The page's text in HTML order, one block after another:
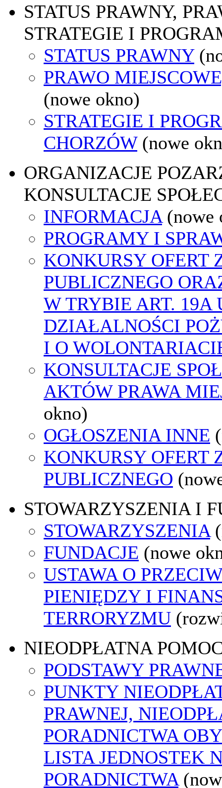
STATUS PRAWNY,
STRATEGIE I
STATUS PRAWNY
PRAWO
(nowe okno)
STRATEGIE I
CHORZÓW (nowe
ORGANIZACJE
KONSULTACJE
INFORMACJA (nowe
PROGRAMY I
KONKURSY OFERT
PUBLICZNEGO
W TRYBIE ART. 19A
DZIAŁALNOŚCI
I O
KONSULTACJE
AKTÓW PRAWA
okno)
OGŁOSZENIA INNE
KONKURSY OFERT
PUBLICZNEGO
STOWARZYSZENIA I
STOWARZYSZENIA
FUNDACJE (nowe
USTAWA O
PIENIĘDZY I
TERRORYZMU
NIEODPŁATNA
PODSTAWY
PUNKTY
PRAWNEJ,
PORADNICTWA
LISTA JEDNOSTEK
PORADNICTWA